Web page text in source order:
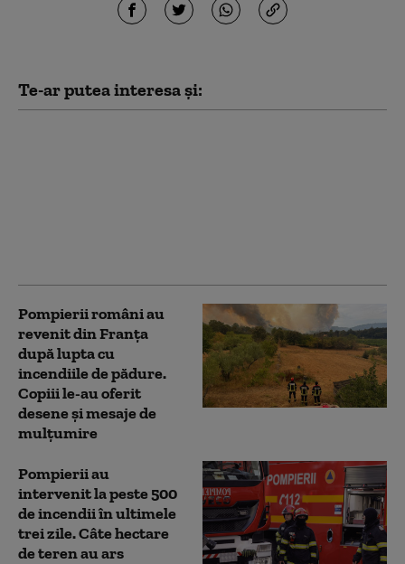
Te-ar putea interesa și:
Pompierii români au
revenit din Franța
după lupta cu
incendiile de pădure.
Copiii le-au oferit
desene și mesaje de
mulțumire
Pompierii au
intervenit la peste 500
de incendii în ultimele
trei zile. Câte hectare
de teren au ars